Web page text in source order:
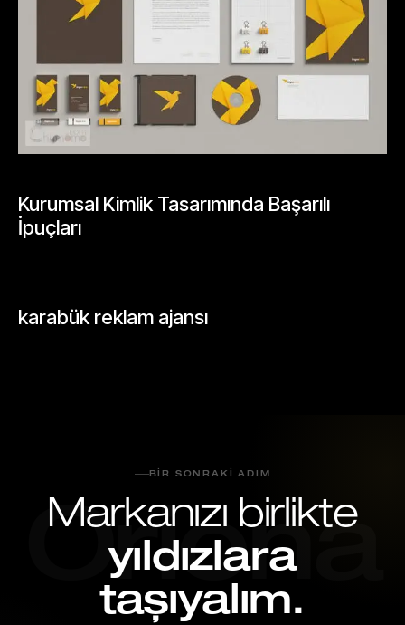
Kurumsal Kimlik Tasarımında Başarılı
İpuçları
karabük reklam ajansı
Oriona
BIR SONRAKI ADIM
Markanızı birlikte
yıldızlara
taşıyalım.